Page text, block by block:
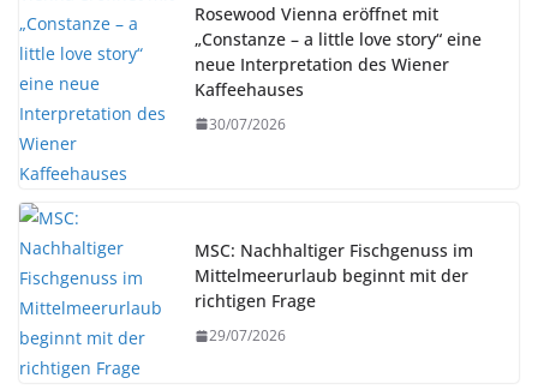
Rosewood Vienna eröffnet mit
„Constanze – a little love story“ eine
neue Interpretation des Wiener
Kaffeehauses
30/07/2026
MSC: Nachhaltiger Fischgenuss im
Mittelmeerurlaub beginnt mit der
richtigen Frage
29/07/2026